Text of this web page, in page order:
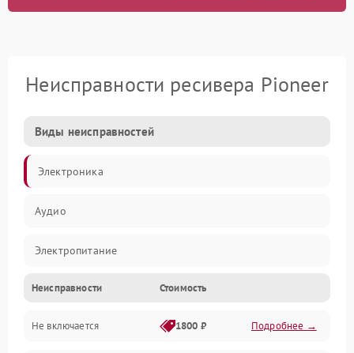
Неисправности ресивера Pioneer
Виды неисправностей
Электроника
Аудио
Электропитание
Интерфейсы
Программное обеспечение
Неисправности Стоимость
Не включается 1800 ₽ Подробнее →